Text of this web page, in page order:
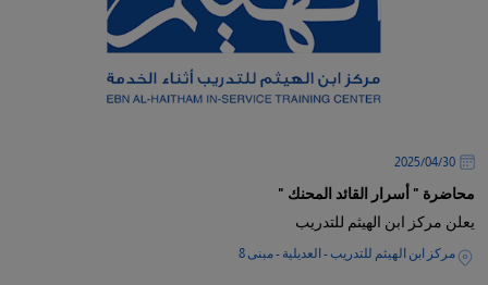
30‏/04‏/2025
محاضرة " أسرار القائد المحنك "
يعلن مركز ابن الهيثم للتدريب
مركز ابن الهيثم للتدريب - العديلية - مبنى 8